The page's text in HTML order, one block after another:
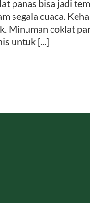
panas bisa jadi
segala cuaca.
Minuman coklat
untuk [...]